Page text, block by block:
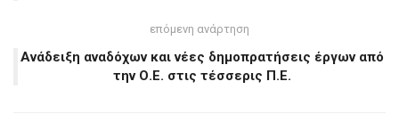
επόμενη ανάρτηση
Ανάδειξη αναδόχων και νέες δημοπρατήσεις έργων από
την Ο.Ε. στις τέσσερις Π.Ε.